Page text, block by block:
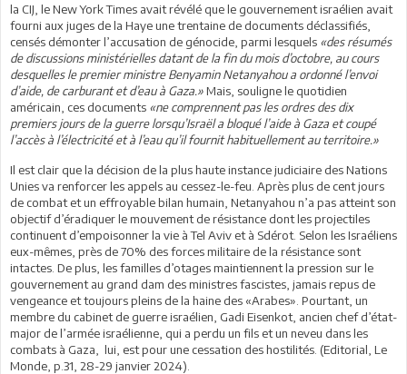
la CIJ, le New York Times avait révélé que le gouvernement israélien avait
fourni aux juges de la Haye une trentaine de documents déclassifiés,
censés démonter l’accusation de génocide, parmi lesquels «des résumés
de discussions ministérielles datant de la fin du mois d’octobre, au cours
desquelles le premier ministre Benyamin Netanyahou a ordonné l’envoi
d’aide, de carburant et d’eau à Gaza.»Mais, souligne le quotidien
américain, ces documents «ne comprennent pas les ordres des dix
premiers jours de la guerre lorsqu’Israël a bloqué l’aide à Gaza et coupé
l’accès à l’électricité et à l’eau qu’il fournit habituellement au territoire.»
Il est clair que la décision de la plus haute instance judiciaire des Nations
Unies va renforcer les appels au cessez-le-feu. Après plus de cent jours
de combat et un effroyable bilan humain, Netanyahou n’a pas atteint son
objectif d’éradiquer le mouvement de résistance dont les projectiles
continuent d’empoisonner la vie à Tel Aviv et à Sdérot. Selon les Israéliens
eux-mêmes, près de 70% des forces militaire de la résistance sont
intactes. De plus, les familles d’otages maintiennent la pression sur le
gouvernement au grand dam des ministres fascistes, jamais repus de
vengeance et toujours pleins de la haine des «Arabes». Pourtant, un
membre du cabinet de guerre israélien, Gadi Eisenkot, ancien chef d’état-
major de l’armée israélienne, qui a perdu un fils et un neveu dans les
combats à Gaza, lui, est pour une cessation des hostilités. (Editorial, Le
Monde, p.31, 28-29 janvier 2024).